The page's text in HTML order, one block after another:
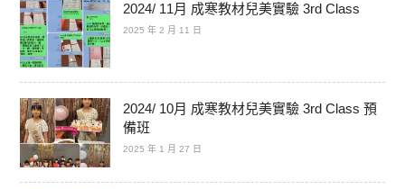
2024/ 11月 成寒教材兒美實驗 3rd Class
2025 年 2 月 11 日
2024/ 10月 成寒教材兒美實驗 3rd Class 預
備班
2025 年 1 月 27 日